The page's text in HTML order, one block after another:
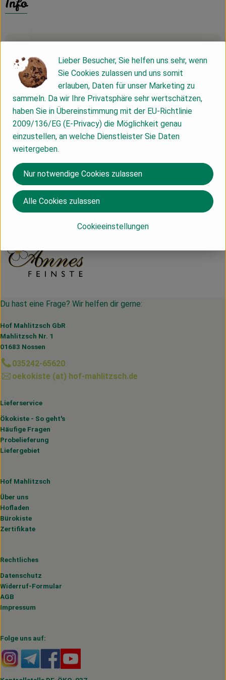
Zutaten
Nährwert-Info
Herkunft
Deutschland
Du hast eine Frage? Wir helfen dir gerne:
Hof Mahlitzsch GbR
Mahlitzsch Nr. 1
01683 Nossen
035242-65620
oekokiste (at) hof-mahlitzsch.de
Lieferservice
Ökokiste - So geht's
Häufige Fragen
Probelieferung
Liefergebiet
Hof Mahlitzsch
Über uns
Hofladen
Bürokiste
Zertifikate
Rechtliches
Datenschutz
Widerruf-Formular
AGB
Impressum
Folge uns auf:
Externer Link zu https://www.instagram.com/
Externer Link zu https://t.me/s/hofmahlitzsch
Externer Link zu https://www.facebook.com/
Lieber Besucher, Sie helfen uns sehr, wenn
Sie Cookies zulassen und uns somit
erlauben, Daten für unser Marketing zu
sammeln. Da wir Ihre Privatsphäre sehr wertschätzen,
haben Sie in Übereinstimmung mit der EU-Richtlinie
2009/136/EG (E-Privacy) die Möglichkeit genau
einzustellen, an welche Dienstleister Sie Daten
weitergeben.
Cookieeinstellungen
Nur notwendige Cookies zulassen
Alle Cookies zulassen